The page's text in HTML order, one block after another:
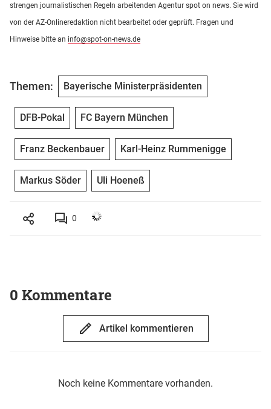
strengen journalistischen Regeln arbeitenden Agentur spot on news. Sie wird
von der AZ-Onlineredaktion nicht bearbeitet oder geprüft. Fragen und
Hinweise bitte an info@spot-on-news.de
Themen: Bayerische Ministerpräsidenten
DFB-Pokal FC Bayern München
Franz Beckenbauer Karl-Heinz Rummenigge
Markus Söder Uli Hoeneß
0
0 Kommentare
Artikel kommentieren
Noch keine Kommentare vorhanden.